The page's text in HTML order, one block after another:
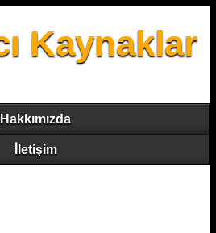
Kaynaklar
Hakkımızda
İletişim